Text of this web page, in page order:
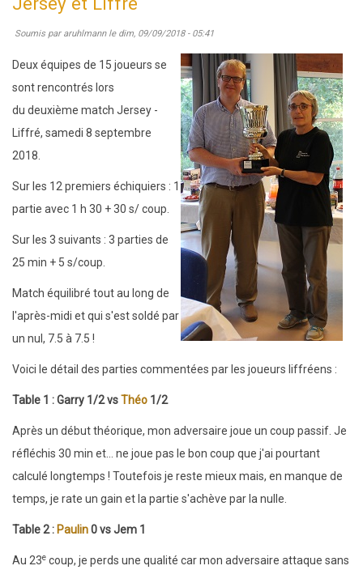
Paulin
gagne
le
blitz,
talonné
Soumis par aruhlmannle dim, 09/09/2018 - 05:41
Deux équipes de 15 joueurs se
sont rencontrés lors
du deuxième match Jersey -
Liffré, samedi 8 septembre
2018.
Sur les 12 premiers échiquiers : 1
partie avec 1 h 30 + 30 s/ coup.
Sur les 3 suivants : 3 parties de
25 min + 5 s/coup.
Match équilibré tout au long de
l'après-midi et qui s'est soldé par
un nul, 7.5 à 7.5 !
Voici le détail des parties commentées par les joueurs liffréens :
Table 1 : Garry 1/2 vsThéo 1/2
Après un début théorique, mon adversaire joue un coup passif. Je
réfléchis 30 min et... ne joue pas le bon coup que j'ai pourtant
calculé longtemps ! Toutefois je reste mieux mais, en manque de
temps, je rate un gain et la partie s'achève par la nulle.
Table 2 : Paulin0 vs Jem 1
Au 23e coup, je perds une qualité car mon adversaire attaque sans